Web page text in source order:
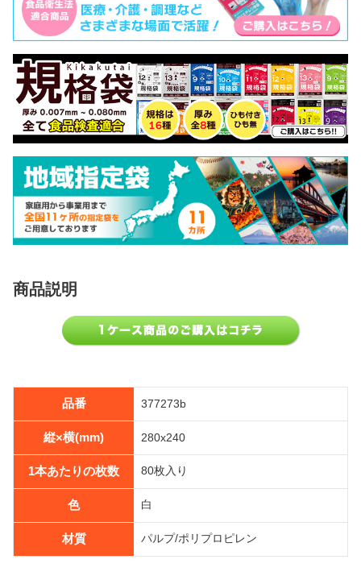
商品説明
品番 377273b
縦×横(mm) 280x240
1本あたりの枚数 80枚入り
色 白
材質 パルプ/ポリプロピレン